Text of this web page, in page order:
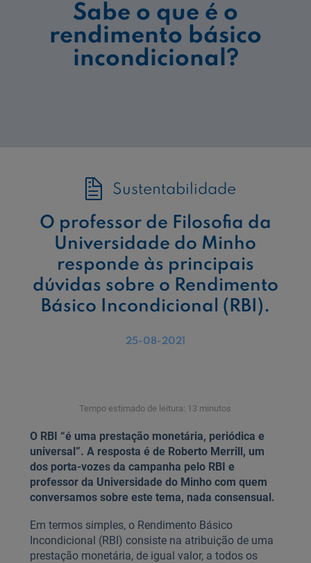
Sabe o que é o
rendimento básico
incondicional?
Sustentabilidade
O professor de Filosofia da
Universidade do Minho
responde às principais
dúvidas sobre o Rendimento
Básico Incondicional (RBI).
25-08-2021
Tempo estimado de leitura: 13 minutos
O RBI “é uma prestação monetária, periódica e
universal”. A resposta é de Roberto Merrill, um
dos porta-vozes da campanha pelo RBI e
professor da Universidade do Minho com quem
conversamos sobre este tema, nada consensual.
Em termos simples, o Rendimento Básico
Incondicional (RBI) consiste na atribuição de uma
prestação monetária, de igual valor, a todos os